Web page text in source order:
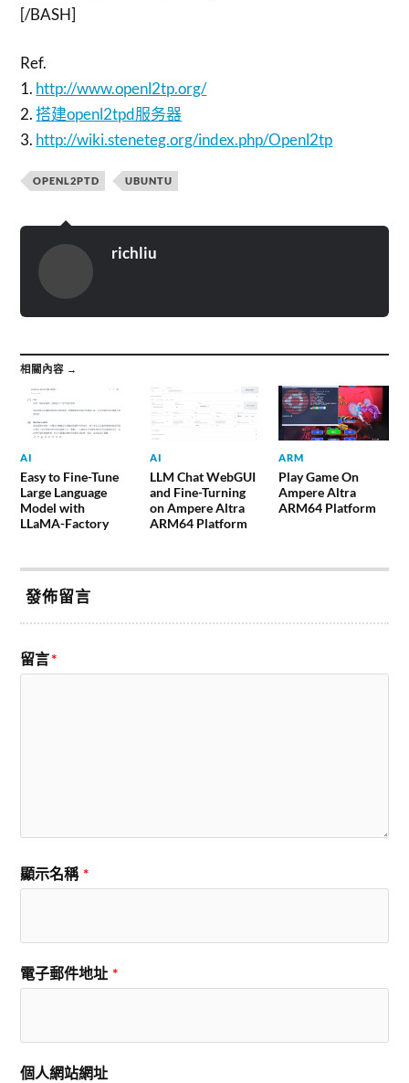
[/BASH]
Ref.
1. http://www.openl2tp.org/
2.搭建openl2tpd服务器
3. http://wiki.steneteg.org/index.php/Openl2tp
OPENL2PTD UBUNTU
richliu
相關內容 →
AI
Easy to Fine-Tune
Large Language
Model with
LLaMA-Factory
AI
LLM Chat WebGUI
and Fine-Turning
on Ampere Altra
ARM64 Platform
ARM
Play Game On
Ampere Altra
ARM64 Platform
發佈留言
留言*
顯示名稱 *
電子郵件地址 *
個人網站網址